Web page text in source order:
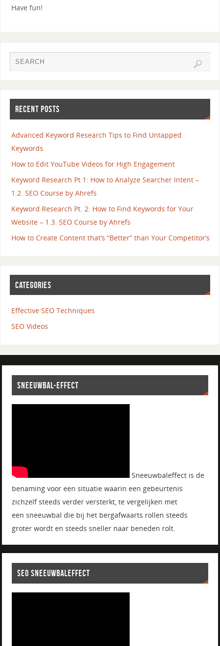
Have fun!
RECENT POSTS
Advanced Keyword Research Tips to Find Untapped
Keywords
How to Edit YouTube Videos for High Engagement
Keyword Research Pt 1: How to Analyze Searcher Intent –
1.2. SEO Course by Ahrefs
Keyword Research Pt. 2: How to Find Keywords for Your
Website – 1.3. SEO Course by Ahrefs
How to Create Content that’s “Better” than Your Competitor’s
CATEGORIES
Effective SEO Techniques
SEO Videos
SNEEUWBAL-EFFECT
Sneeuwbaleffect is de
benaming voor een situatie waarin een gebeurtenis
zichzelf steeds verder versterkt, te vergelijken met
een sneeuwbal die bij het bergafwaarts rollen steeds
groter wordt en steeds sneller naar beneden rolt.
SEO SNEEUWBALEFFECT